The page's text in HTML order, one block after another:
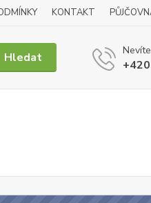
KONTAKT
Hledat